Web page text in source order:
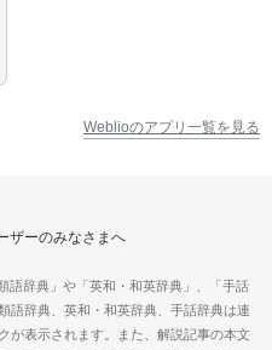
Weblioのアプリ一覧を見る
ザーのみなさまへ
語辞典」や「英和・和英辞典」、「手話
語辞典、英和・和英辞典、手話辞典は連
が表示されます。また、解説記事の本文